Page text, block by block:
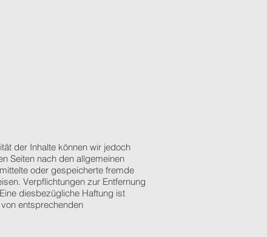
der Inhalte können wir jedoch
Seiten nach den allgemeinen
oder gespeicherte fremde
Verpflichtungen zur Entfernung
diesbezügliche Haftung ist
entsprechenden